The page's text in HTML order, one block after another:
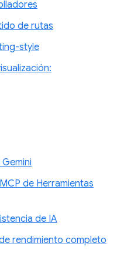
de rutas
style
de Herramientas
de IA
rendimiento completo